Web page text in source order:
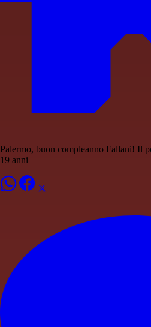
Palermo, buon compleanno Fallani! Il
19 anni